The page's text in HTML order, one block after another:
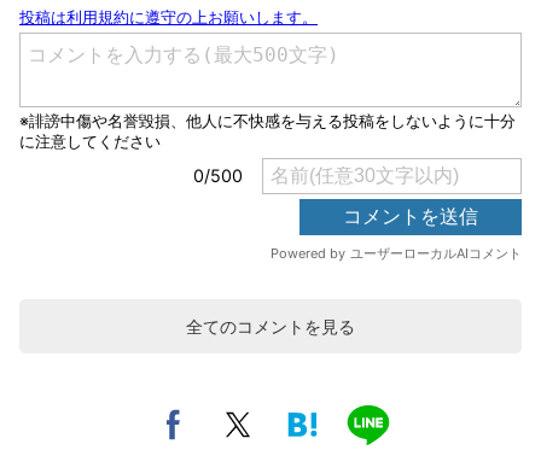
全てのコメントを見る